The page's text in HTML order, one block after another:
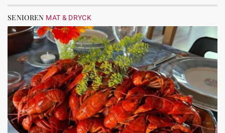
SENIOREN MAT & DRYCK